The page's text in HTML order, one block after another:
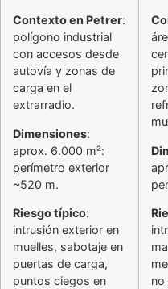
Contexto en Petrer:
polígono industrial
con accesos desde
autovía y zonas de
carga en el
extrarradio.
Dimensiones:
aprox. 6.000 m²:
perímetro exterior
~520 m.
Riesgo típico:
intrusión exterior en
muelles, sabotaje en
puertas de carga,
puntos ciegos en
no